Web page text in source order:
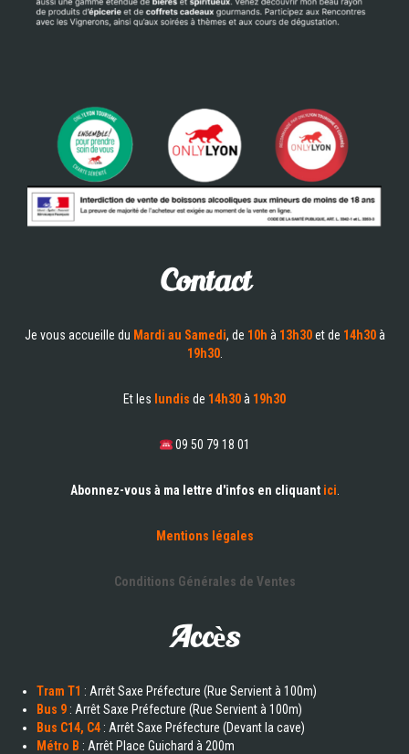
Contact
Je vous accueille du Mardi au Samedi, de 10h à 13h30et de 14h30à
19h30.
Et les lundis de 14h30à 19h30
09 50 79 18 01
Abonnez-vous à ma lettre d'infos en cliquant ici.
Mentions légales
Conditions Générales de Ventes
Accès
Tram T1 : Arrêt Saxe Préfecture (Rue Servient à 100m)
Bus 9 : Arrêt Saxe Préfecture (Rue Servient à 100m)
Bus C14, C4 : Arrêt Saxe Préfecture (Devant la cave)
Métro B : Arrêt Place Guichard à 200m